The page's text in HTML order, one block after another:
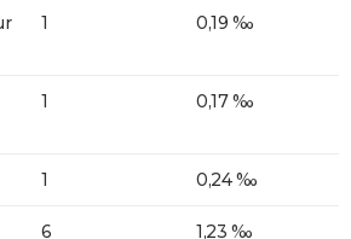
1 0,19 ‰
1 0,17 ‰
1 0,24 ‰
6 1,23 ‰